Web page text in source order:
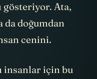
gösteriyor. Ata,
da doğumdan
cenini.
insanlar için bu